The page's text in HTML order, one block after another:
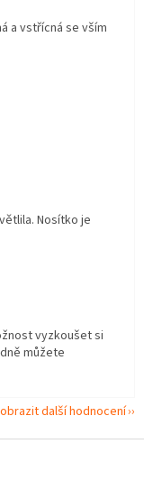
a vstřícná se vším
Nosítko je
vyzkoušet si
můžete
další hodnocení